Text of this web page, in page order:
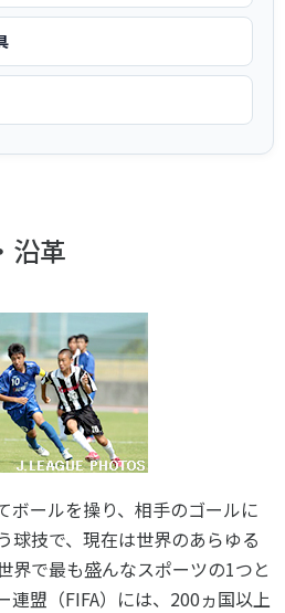
お問い合わせ・お申し込み
「SSFニュース」
会員登録
個人情報保護方針
ソーシャルメディア運営方針
り
づくり
携
ティブなまちづくり
沿革
ボールを操り、相手のゴールに
球技で、現在は世界のあらゆる
界で最も盛んなスポーツの1つと
連盟（FIFA）には、200ヵ国以上